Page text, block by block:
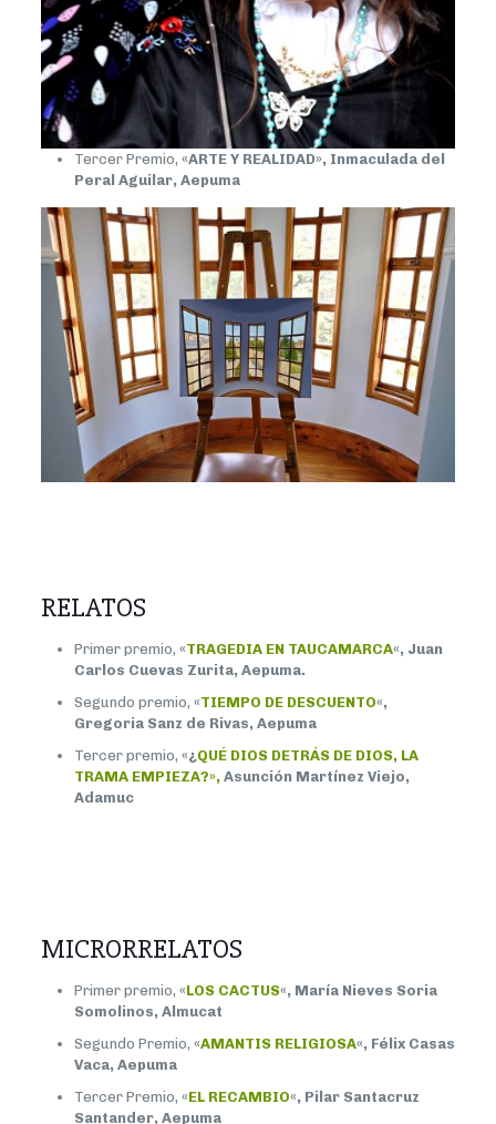
Tercer Premio, «ARTE Y REALIDAD», Inmaculada del
Peral Aguilar, Aepuma
RELATOS
Primer premio, «TRAGEDIA EN TAUCAMARCA«, Juan
Carlos Cuevas Zurita, Aepuma.
Segundo premio, «TIEMPO DE DESCUENTO«,
Gregoria Sanz de Rivas, Aepuma
Tercer premio, «¿ QUÉ DIOS DETRÁS DE DIOS, LA
TRAMA EMPIEZA?»,Asunción Martínez Viejo,
Adamuc
MICRORRELATOS
Primer premio, «LOS CACTUS«, María Nieves Soria
Somolinos, Almucat
Segundo Premio, «AMANTIS RELIGIOSA«, Félix Casas
Vaca, Aepuma
Tercer Premio, «EL RECAMBIO«, Pilar Santacruz
Santander, Aepuma